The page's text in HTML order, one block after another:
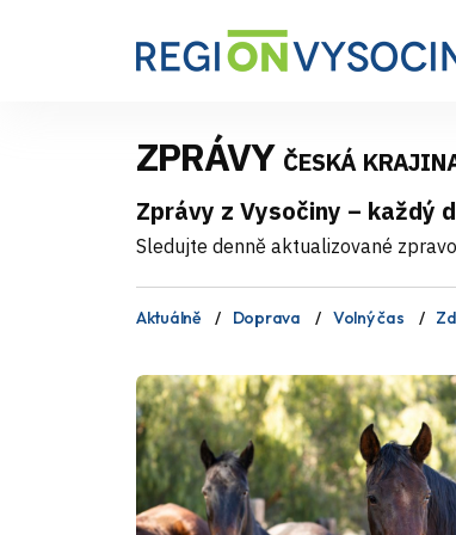
ZPRÁVY ČESKÁ
Zprávy z Vysočiny – každý
Sledujte denně aktualizované
Aktuálně Doprava Volný čas